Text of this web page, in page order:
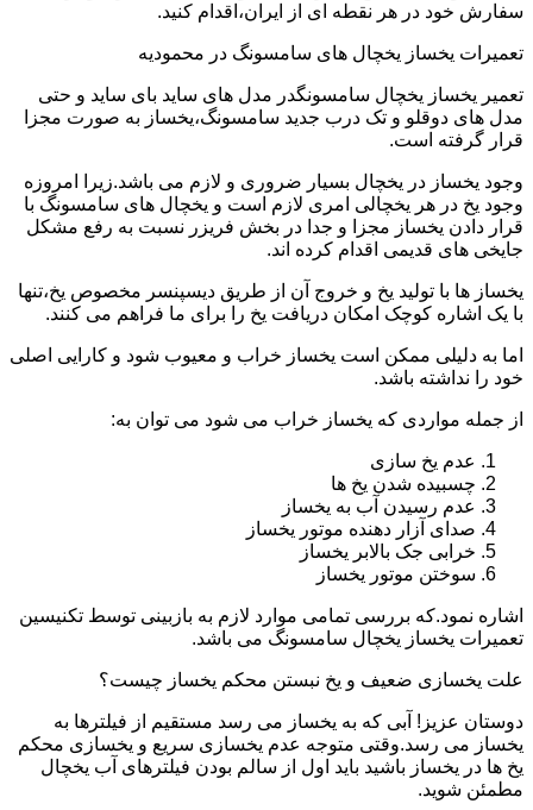
سفارش خود در هر نقطه ای از ایران،اقدام کنید.
تعمیرات یخساز یخچال های سامسونگ در محمودیه
تعمیر یخساز یخچال سامسونگدر مدل های ساید بای ساید و حتی
مدل های دوقلو و تک درب جدید سامسونگ،یخساز به صورت مجزا
قرار گرفته است.
وجود یخساز در یخچال بسیار ضروری و لازم می باشد.زیرا امروزه
وجود یخ در هر یخچالی امری لازم است و یخچال های سامسونگ با
قرار دادن یخساز مجزا و جدا در بخش فریزر نسبت به رفع مشکل
جایخی های قدیمی اقدام کرده اند.
یخساز ها با تولید یخ و خروج آن از طریق دیسپنسر مخصوص یخ،تنها
با یک اشاره کوچک امکان دریافت یخ را برای ما فراهم می کنند.
اما به دلیلی ممکن است یخساز خراب و معیوب شود و کارایی اصلی
خود را نداشته باشد.
از جمله مواردی که یخساز خراب می شود می توان به:
عدم یخ سازی
چسبیده شدن یخ ها
عدم رسیدن آب به یخساز
صدای آزار دهنده موتور یخساز
خرابی جک بالابر یخساز
سوختن موتور یخساز
اشاره نمود.که بررسی تمامی موارد لازم به بازبینی توسط تکنیسین
تعمیرات یخساز یخچال سامسونگ می باشد.
علت یخسازی ضعیف و یخ نبستن محکم یخساز چیست؟
دوستان عزیز! آبی که به یخساز می رسد مستقیم از فیلترها به
یخساز می رسد.وقتی متوجه عدم یخسازی سریع و یخسازی محکم
یخ ها در یخساز باشید باید اول از سالم بودن فیلترهای آب یخچال
مطمئن شوید.